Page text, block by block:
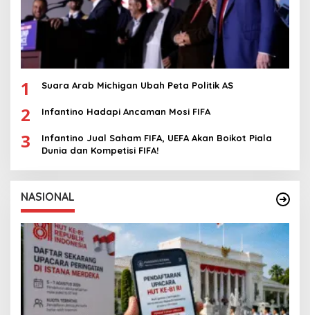
1 Suara Arab Michigan Ubah Peta Politik AS
2 Infantino Hadapi Ancaman Mosi FIFA
3
Infantino Jual Saham FIFA, UEFA Akan Boikot Piala
Dunia dan Kompetisi FIFA!
NASIONAL